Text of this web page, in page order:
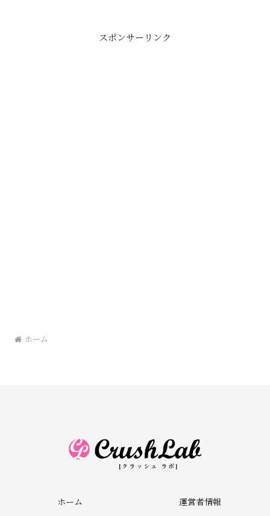
スポンサーリンク
ホーム
ホーム 運営者情報